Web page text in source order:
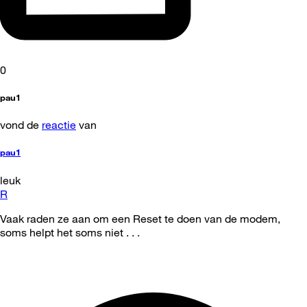
0
pau1
vond de reactie van
pau1
leuk
R
Vaak raden ze aan om een Reset te doen van de modem,
soms helpt het soms niet . . .